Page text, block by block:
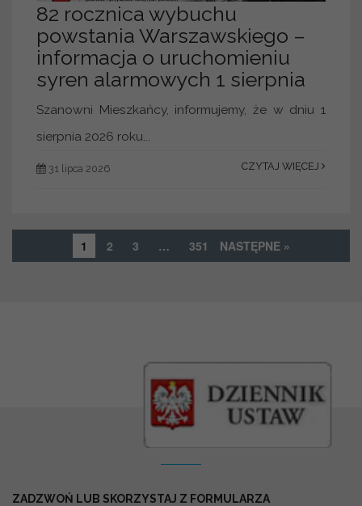
82 rocznica wybuchu
powstania Warszawskiego –
informacja o uruchomieniu
syren alarmowych 1 sierpnia
Szanowni Mieszkańcy, informujemy, że w dniu 1
sierpnia 2026 roku...
31 lipca 2026 CZYTAJ WIĘCEJ
1 2 3 … 351 NASTĘPNE »
Kontakt
ZADZWOŃ LUB SKORZYSTAJ Z FORMULARZA